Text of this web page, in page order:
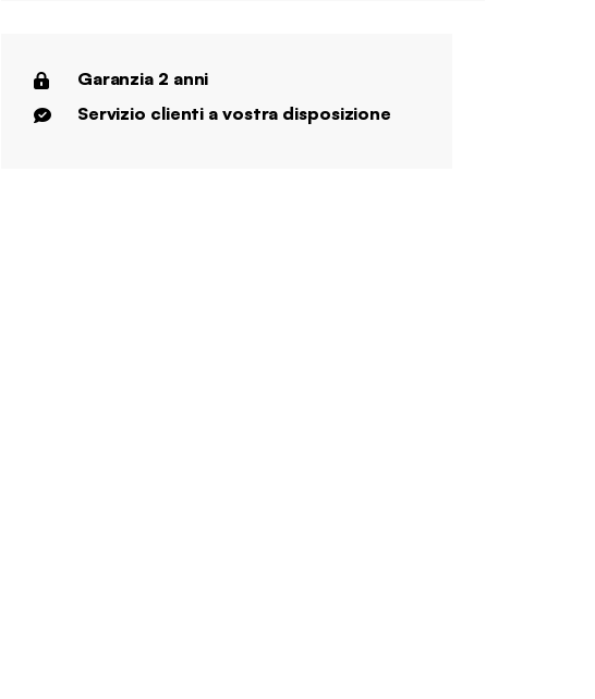
Garanzia 2 anni
Servizio clienti a vostra disposizione